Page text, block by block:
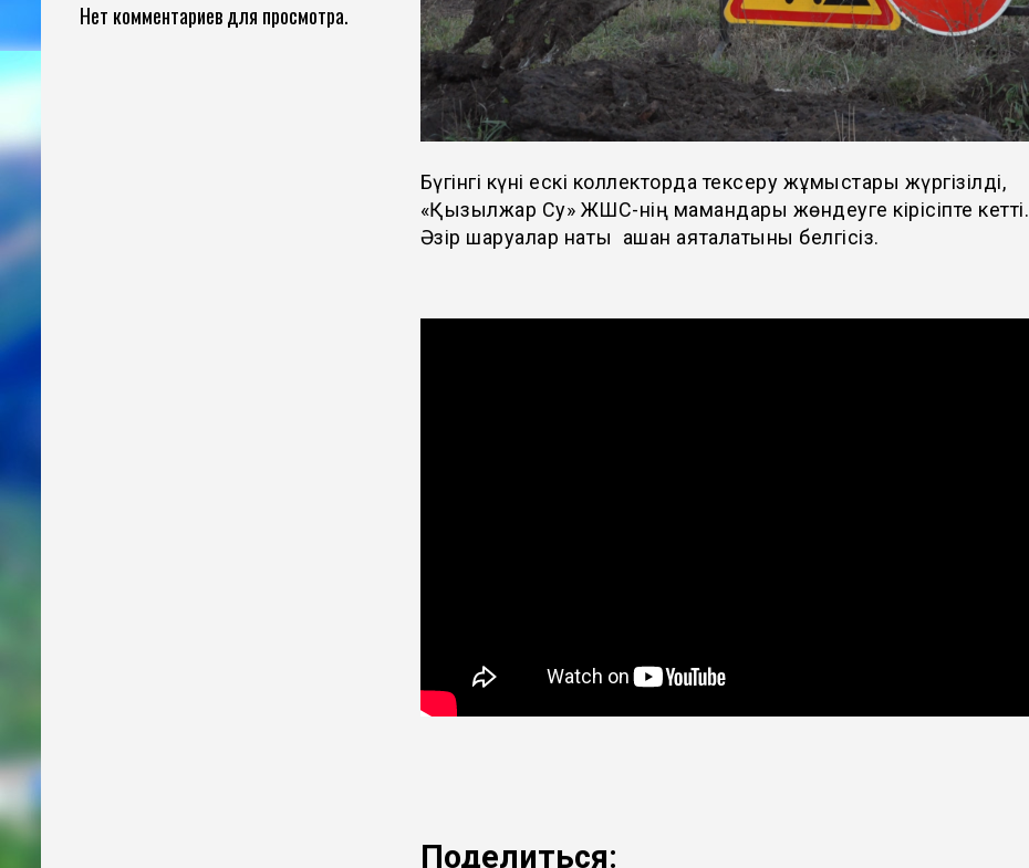
Бүгінгі күні ескі коллекторда тексеру жұмыстары жүргізілді,
«Қызылжар Су» ЖШС-нің мамандары жөндеуге кірісіпте кетті.
Әзір шаруалар нақты қашан аяқталатыны белгісіз.
Поделиться:
Нет комментариев для просмотра.